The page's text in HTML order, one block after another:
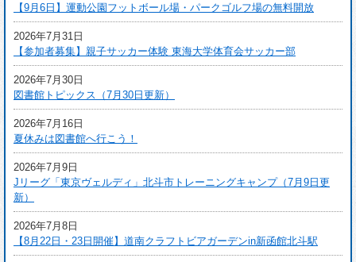
【9月6日】運動公園フットボール場・パークゴルフ場の無料開放
2026年7月31日
【参加者募集】親子サッカー体験 東海大学体育会サッカー部
2026年7月30日
図書館トピックス（7月30日更新）
2026年7月16日
夏休みは図書館へ行こう！
2026年7月9日
Jリーグ「東京ヴェルディ」北斗市トレーニングキャンプ（7月9日更
新）
2026年7月8日
【8月22日・23日開催】道南クラフトビアガーデンin新函館北斗駅